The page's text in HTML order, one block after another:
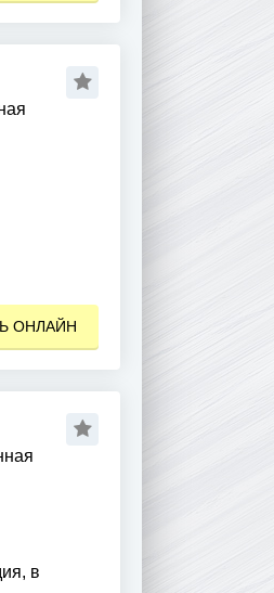
ОНЛАЙН
в